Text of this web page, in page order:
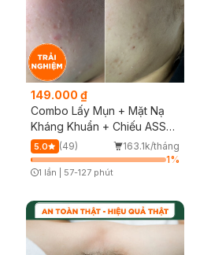
149.000 ₫
Combo Lấy Mụn + Mặt Nạ
Kháng Khuẩn + Chiếu ASSH
(Trải nghiệm)
5.0 (49)
163.1k/tháng
1%
1 lần 57-127 phút